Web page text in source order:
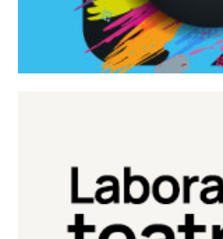
Laboratorio di teatro del